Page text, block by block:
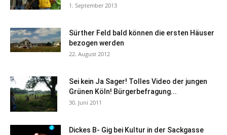
1. September 2013
Sürther Feld bald können die ersten Häuser
bezogen werden
22. August 2012
Sei kein Ja Sager! Tolles Video der jungen
Grünen Köln! Bürgerbefragung...
30. Juni 2011
Dickes B- Gig bei Kultur in der Sackgasse